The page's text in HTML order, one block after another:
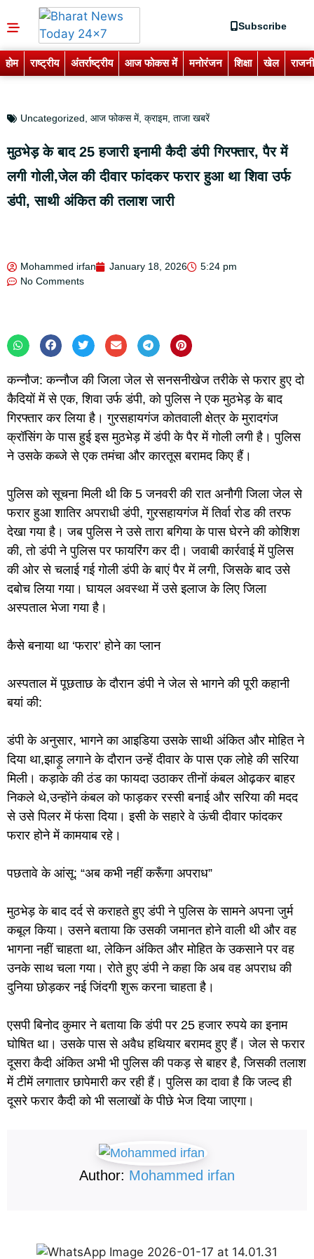
Subscribe
होम राष्ट्रीय अंतर्राष्ट्रीय आज फोकस में मनोरंजन शिक्षा खेल
Uncategorized आज फोकस में, क्राइम, ताजा खबरें
मुठभेड़ के बाद 25 हजारी इनामी कैदी डंपी गिरफ्तार, पैर में
लगी गोली,जेल की दीवार फांदकर फरार हुआ था शिवा उर्फ
डंपी, साथी अंकित की तलाश जारी
Mohammed irfan January 18, 2026
5:24 pm
No Comments
कन्नौज: कन्नौज की जिला जेल से सनसनीखेज तरीके से फरार हुए दो
कैदियों में से एक, शिवा उर्फ डंपी, को पुलिस ने एक मुठभेड़ के बाद
गिरफ्तार कर लिया है। गुरसहायगंज कोतवाली क्षेत्र के मुरादगंज
क्रॉसिंग के पास हुई इस मुठभेड़ में डंपी के पैर में गोली लगी है। पुलिस
ने उसके कब्जे से एक तमंचा और कारतूस बरामद किए हैं।
पुलिस को सूचना मिली थी कि 5 जनवरी की रात अनौगी जिला जेल से
फरार हुआ शातिर अपराधी डंपी, गुरसहायगंज में तिर्वा रोड की तरफ
देखा गया है। जब पुलिस ने उसे तारा बगिया के पास घेरने की कोशिश
की, तो डंपी ने पुलिस पर फायरिंग कर दी। जवाबी कार्रवाई में पुलिस
की ओर से चलाई गई गोली डंपी के बाएं पैर में लगी, जिसके बाद उसे
दबोच लिया गया। घायल अवस्था में उसे इलाज के लिए जिला
अस्पताल भेजा गया है।
कैसे बनाया था ‘फरार’ होने का प्लान
अस्पताल में पूछताछ के दौरान डंपी ने जेल से भागने की पूरी कहानी
बयां की:
डंपी के अनुसार, भागने का आइडिया उसके साथी अंकित और मोहित ने
दिया था,झाड़ू लगाने के दौरान उन्हें दीवार के पास एक लोहे की सरिया
मिली। कड़ाके की ठंड का फायदा उठाकर तीनों कंबल ओढ़कर बाहर
निकले थे,उन्होंने कंबल को फाड़कर रस्सी बनाई और सरिया की मदद
से उसे पिलर में फंसा दिया। इसी के सहारे वे ऊंची दीवार फांदकर
फरार होने में कामयाब रहे।
पछतावे के आंसू: “अब कभी नहीं करूँगा अपराध”
मुठभेड़ के बाद दर्द से कराहते हुए डंपी ने पुलिस के सामने अपना जुर्म
कबूल किया। उसने बताया कि उसकी जमानत होने वाली थी और वह
भागना नहीं चाहता था, लेकिन अंकित और मोहित के उकसाने पर वह
उनके साथ चला गया। रोते हुए डंपी ने कहा कि अब वह अपराध की
दुनिया छोड़कर नई जिंदगी शुरू करना चाहता है।
एसपी बिनोद कुमार ने बताया कि डंपी पर 25 हजार रुपये का इनाम
घोषित था। उसके पास से अवैध हथियार बरामद हुए हैं। जेल से फरार
दूसरा कैदी अंकित अभी भी पुलिस की पकड़ से बाहर है, जिसकी तलाश
में टीमें लगातार छापेमारी कर रही हैं। पुलिस का दावा है कि जल्द ही
दूसरे फरार कैदी को भी सलाखों के पीछे भेज दिया जाएगा।
Author: Mohammed irfan